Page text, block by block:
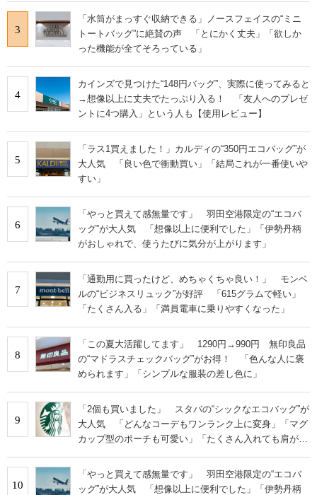
3
「水筒がまっすぐ収納できる」ノースフェイスの“ミニ
トートバッグ”に絶賛の声 「とにかく丈夫」「欲しか
った機能が全てそろっている」
4
カインズで見つけた“148円バッグ”、実際に使ってみると
→想像以上に丈夫でたっぷり入る！ 「友人へのプレゼ
ントに4つ購入」という人も【使用レビュー】
5
「ラス1買えました！」カルディの“350円エコバッグ”が
大人気 「良い色で衝動買い」「結局これが一番使いや
すい」
6
「やっと買えて感無量です」 羽田空港限定の“エコバ
ッグ”が大人気 「想像以上に便利でした」「伊勢丹柄
がおしゃれで、使うたびに気分が上がります」
7
「通勤用に買ったけど、めちゃくちゃ良い！」 モンベ
ルの“ビジネスリュック”が好評 「615グラムで軽い」
「たくさん入る」「満員電車に乗りやすくなった」
8
「この夏大活躍してます」 1290円→990円 無印良品
の“マドラスチェックバッグ”がお得！ 「色んな人に褒
められます」「シンプルな服装の差し色に」
9
「2個も買いました」 スタバの“シックなエコバッグ”が
大人気 「どんなコーデもワンランク上に変身」「マグ
カップ型のポーチも可愛い」「たくさん入れても肩が痛
10
「やっと買えて感無量です」 羽田空港限定の“エコバ
ッグ”が大人気 「想像以上に便利でした」「伊勢丹柄